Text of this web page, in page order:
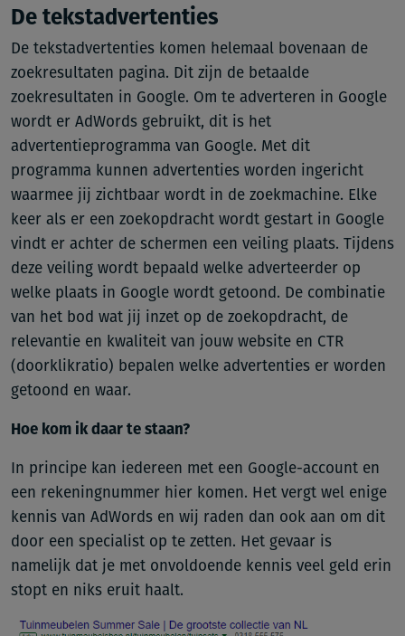
De tekstadvertenties
De tekstadvertenties komen helemaal bovenaan de
zoekresultaten pagina. Dit zijn de betaalde
zoekresultaten in Google. Om te adverteren in Google
wordt er AdWords gebruikt, dit is het
advertentieprogramma van Google. Met dit
programma kunnen advertenties worden ingericht
waarmee jij zichtbaar wordt in de zoekmachine. Elke
keer als er een zoekopdracht wordt gestart in Google
vindt er achter de schermen een veiling plaats. Tijdens
deze veiling wordt bepaald welke adverteerder op
welke plaats in Google wordt getoond. De combinatie
van het bod wat jij inzet op de zoekopdracht, de
relevantie en kwaliteit van jouw website en CTR
(doorklikratio) bepalen welke advertenties er worden
getoond en waar.
Hoe kom ik daar te staan?
In principe kan iedereen met een Google-account en
een rekeningnummer hier komen. Het vergt wel enige
kennis van AdWords en wij raden dan ook aan om dit
door een specialist op te zetten. Het gevaar is
namelijk dat je met onvoldoende kennis veel geld erin
stopt en niks eruit haalt.